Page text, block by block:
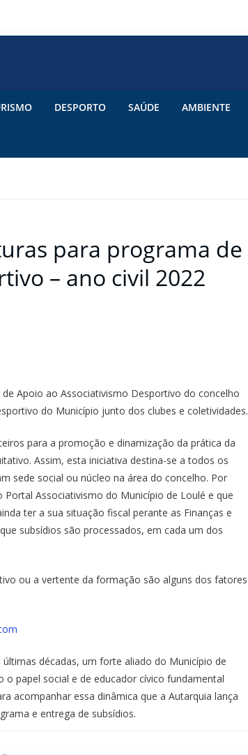
DESPORTO SAÚDE AMBIENTE
para programa de
– ano civil 2022
Apoio ao Associativismo Desportivo do concelho
do Município junto dos clubes e coletividades.
para a promoção e dinamização da prática da
Assim, esta iniciativa destina-se a todos os
sede social ou núcleo na área do concelho. Por
Associativismo do Município de Loulé e que
ter a sua situação fiscal perante as Finanças e
subsídios são processados, em cada um dos
ou a vertente da formação são alguns dos fatores
décadas, um forte aliado do Município de
papel social e de educador cívico fundamental
acompanhar essa dinâmica que a Autarquia lança
e entrega de subsídios.